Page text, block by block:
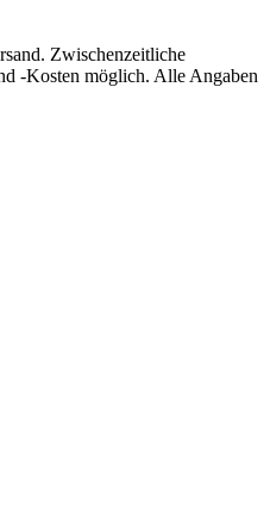
Zwischenzeitliche
-Kosten möglich. Alle Angaben